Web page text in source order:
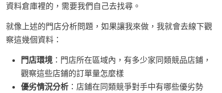
資料倉庫裡的，需要我們自己去找尋。
就像上述的門店分析問題，如果讓我來做，我就會去線下觀
察這幾個資料：
門店環境 ：門店所在區域內，有多少家同類競品店鋪，
觀察這些店鋪的訂單量怎麼樣
優劣情況分析 ：店鋪在同類競爭對手中有哪些優劣勢